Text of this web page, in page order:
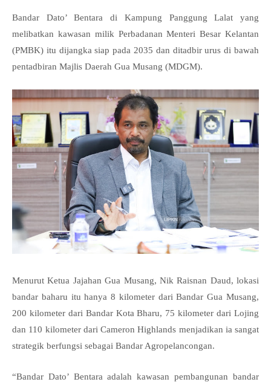
Bandar Dato’ Bentara di Kampung Panggung Lalat yang
melibatkan kawasan milik Perbadanan Menteri Besar Kelantan
(PMBK) itu dijangka siap pada 2035 dan ditadbir urus di bawah
pentadbiran Majlis Daerah Gua Musang (MDGM).
Menurut Ketua Jajahan Gua Musang, Nik Raisnan Daud, lokasi
bandar baharu itu hanya 8 kilometer dari Bandar Gua Musang,
200 kilometer dari Bandar Kota Bharu, 75 kilometer dari Lojing
dan 110 kilometer dari Cameron Highlands menjadikan ia sangat
strategik berfungsi sebagai Bandar Agropelancongan.
“Bandar Dato’ Bentara adalah kawasan pembangunan bandar